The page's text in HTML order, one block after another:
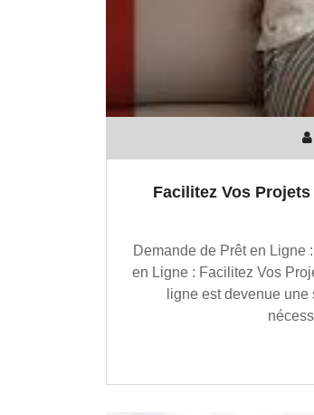
Facilitez Vos
Demande de Prêt en Ligne
en Ligne : Facilitez Vos
ligne est devenue